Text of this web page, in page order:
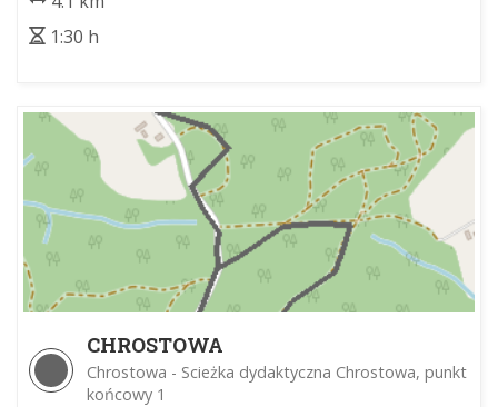
1:30 h
CHROSTOWA
Chrostowa - Scieżka dydaktyczna Chrostowa, punkt
końcowy 1